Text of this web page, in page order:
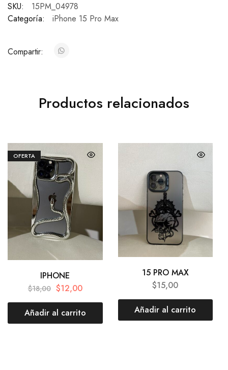
SKU:
15PM_04978
Categoría:
iPhone 15 Pro Max
Compartir:
Productos relacionados
OFERTA
IPHONE
$18,00 $12,00
Añadir al carrito
15 PRO MAX
$15,00
Añadir al carrito